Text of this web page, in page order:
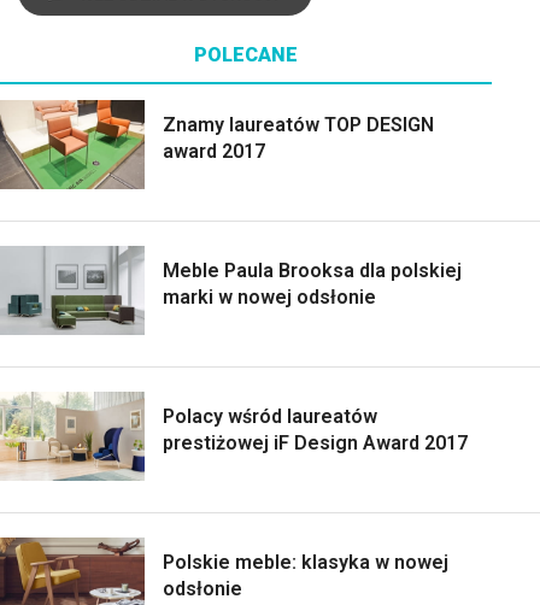
POLECANE
Znamy laureatów TOP DESIGN
award 2017
Meble Paula Brooksa dla polskiej
marki w nowej odsłonie
Polacy wśród laureatów
prestiżowej iF Design Award 2017
Polskie meble: klasyka w nowej
odsłonie